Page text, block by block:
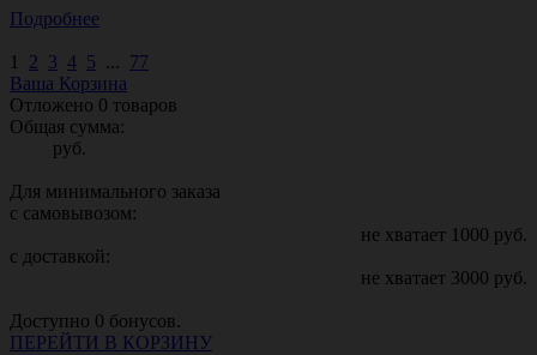
Подробнее
1 2 3 4 5 ... 77
Ваша Корзина
Отложено 0 товаров
Общая сумма:
руб.
Для минимального заказа
с самовывозом:
не хватает 1000 руб.
с доставкой:
не хватает 3000 руб.
Доступно 0 бонусов.
ПЕРЕЙТИ В КОРЗИНУ